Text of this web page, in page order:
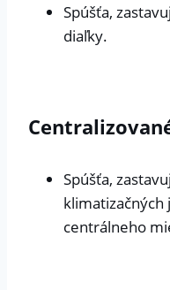
Spúšťa,
diaľky.
Spúšťa,
centrálneho